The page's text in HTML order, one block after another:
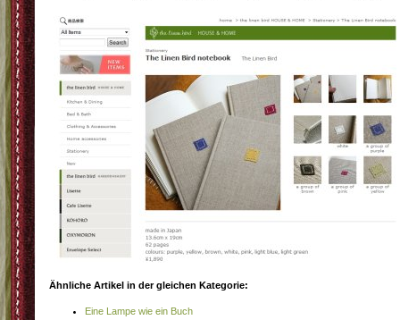
Ähnliche Artikel in der gleichen Kategorie:
Eine Lampe wie ein Buch